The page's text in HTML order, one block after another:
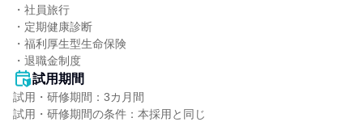
・社員旅行
・定期健康診断
・福利厚生型生命保険
・退職金制度
試用期間
試用・研修期間：3カ月間